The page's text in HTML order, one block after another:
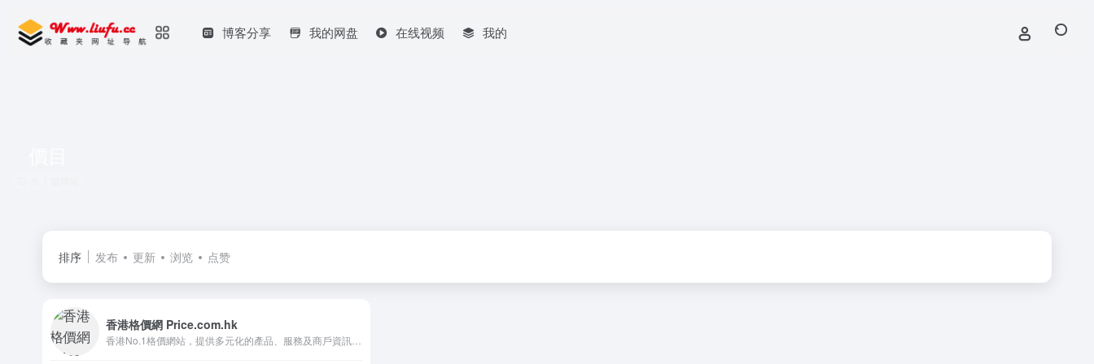
博客分享 我的网盘 在线视频 我的
排序 发布 更新 浏览 点赞
香港格價網 Price.com.hk